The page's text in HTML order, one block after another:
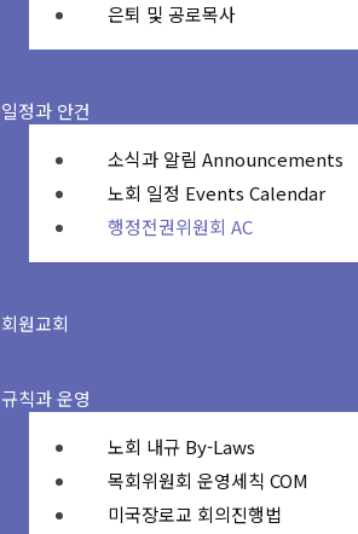
은퇴 및 공로목사
일정과 안건
소식과 알림 Announcements
노회 일정 Events Calendar
행정전권위원회 AC
회원교회
규칙과 운영
노회 내규 By-Laws
목회위원회 운영세칙 COM
미국장로교 회의진행법